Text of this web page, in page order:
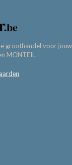
groothandel voor
MONTEIL.